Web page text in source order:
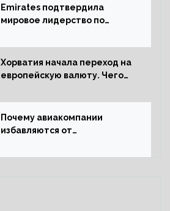
Emirates подтвердила
мировое лидерство по
Хорватия начала переход на
европейскую валюту. Чего
Почему авиакомпании
избавляются от